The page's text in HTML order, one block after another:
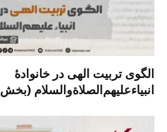
الگوی تربیت الهی در خانوادۀ
انبیاءعلیهم‌الصلاةو‌السلام (بخش ۱۱۳)